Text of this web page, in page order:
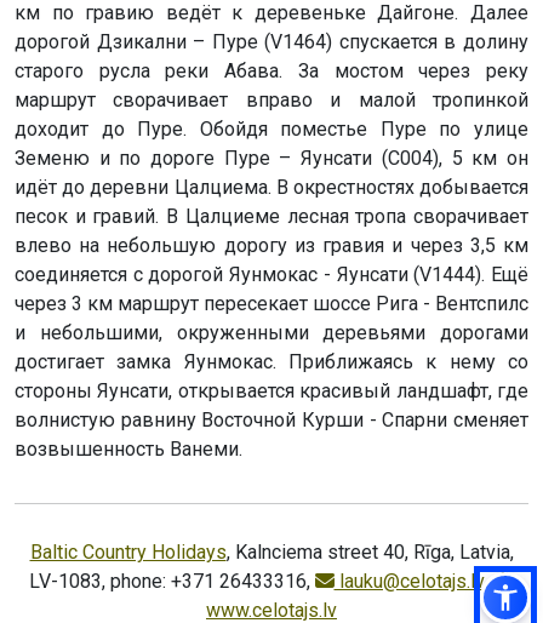
км по гравию ведёт к деревеньке Дайгоне. Далее
дорогой Дзикални – Пуре (V1464) спускается в долину
старого русла реки Абава. За мостом через реку
маршрут сворачивает вправо и малой тропинкой
доходит до Пуре. Обойдя поместье Пуре по улице
Земеню и по дороге Пуре – Яунсати (C004), 5 км он
идёт до деревни Цалциема. В окрестностях добывается
песок и гравий. В Цалциеме лесная тропа сворачивает
влево на небольшую дорогу из гравия и через 3,5 км
соединяется с дорогой Яунмокас - Яунсати (V1444). Ещё
через 3 км маршрут пересекает шоссе Рига - Вентспилс
и небольшими, окруженными деревьями дорогами
достигает замка Яунмокас. Приближаясь к нему со
стороны Яунсати, открывается красивый ландшафт, где
волнистую равнину Восточной Курши - Спарни сменяет
возвышенность Ванеми.
Baltic Country Holidays, Kalnciema street 40, Rīga, Latvia,
LV-1083, phone: +371 26433316,
lauku@celotajs.lv,
www.celotajs.lv